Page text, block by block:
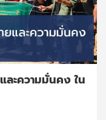
ละความมั่นคง ใน